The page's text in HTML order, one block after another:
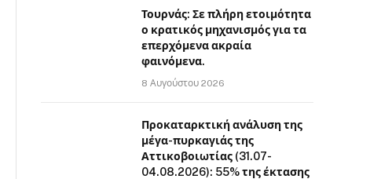
Τουρνάς: Σε πλήρη ετοιμότητα
ο κρατικός μηχανισμός για τα
επερχόμενα ακραία
φαινόμενα.
8 Αυγούστου 2026
Προκαταρκτική ανάλυση της
μέγα-πυρκαγιάς της
Αττικοβοιωτίας (31.07-
04.08.2026): 55% της έκτασης